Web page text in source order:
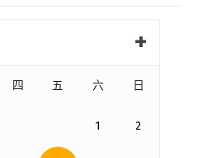
四 五 六 日
1 2